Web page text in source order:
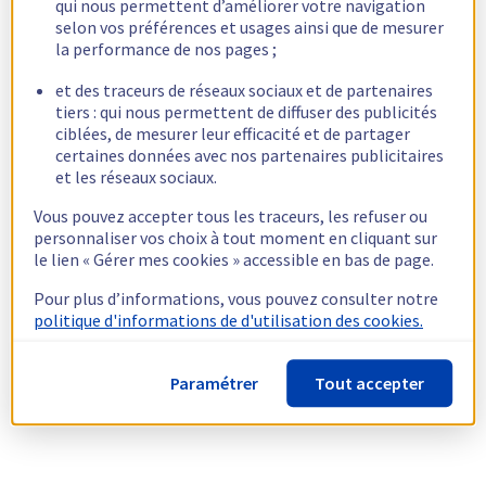
qui nous permettent d’améliorer votre navigation
selon vos préférences et usages ainsi que de mesurer
la performance de nos pages ;
et des traceurs de réseaux sociaux et de partenaires
tiers : qui nous permettent de diffuser des publicités
ciblées, de mesurer leur efficacité et de partager
certaines données avec nos partenaires publicitaires
et les réseaux sociaux.
Vous pouvez accepter tous les traceurs, les refuser ou
personnaliser vos choix à tout moment en cliquant sur
le lien « Gérer mes cookies » accessible en bas de page.
Pour plus d’informations, vous pouvez consulter notre
politique d'informations de d'utilisation des cookies.
Paramétrer Tout accepter